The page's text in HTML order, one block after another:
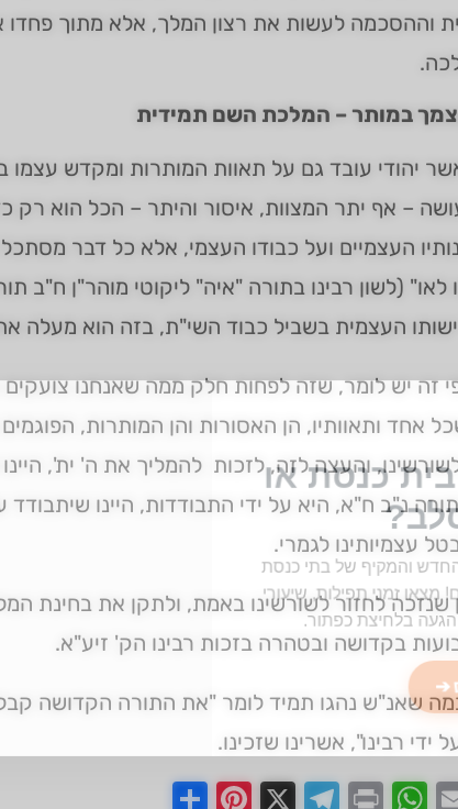
וההסכמה לעשות את רצון המלך, אלא מתוך פחדו
במותר – המלכת השם תמידית
יהודי עובד גם על תאוות המותרות ומקדש עצמו
– אף יתר המצוות, איסור והיתר – הכל הוא רק
העצמיים ועל כבודו העצמי, אלא כל דבר
לאו" (לשון רבינו בתורה "איה" ליקוטי מוהר"ן ח"ב
העצמית בשביל כבוד השי"ת, בזה הוא מעלה
זה יש לומר, שזה לפחות חלק ממה שאנחנו
אחד ותאוותיו, הן האסורות והן המותרות,
והעצה לזה, לזכות להמליך את ה' ית',
נ"ב ח"א, היא על ידי התבודדות, היינו
עצמיותינו לגמרי.
שנזכה לחזור לשורשינו באמת, ולתקן את בחינת
בקדושה ובטהרה בזכות רבינו הק' זיע"א.
שאנ"ש נהגו תמיד לומר "את התורה הקדושה
ידי רבינו", אשרינו שזכינו.
Email
WhatsApp
Print
Telegram
Pinterest
כנסת או
והמקיף של בתי כנסת
זמני תפילות, שיעורי
הגעה בלחיצת כפתור.
➔